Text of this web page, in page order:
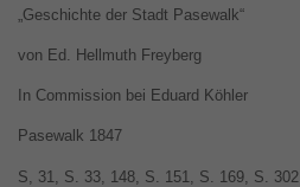
„Geschichte der Stadt Pasewalk“
von Ed. Hellmuth Freyberg
In Commission bei Eduard Köhler
Pasewalk 1847
S, 31, S. 33, 148, S. 151, S. 169, S. 302